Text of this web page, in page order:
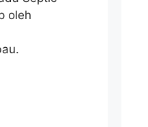
oleh